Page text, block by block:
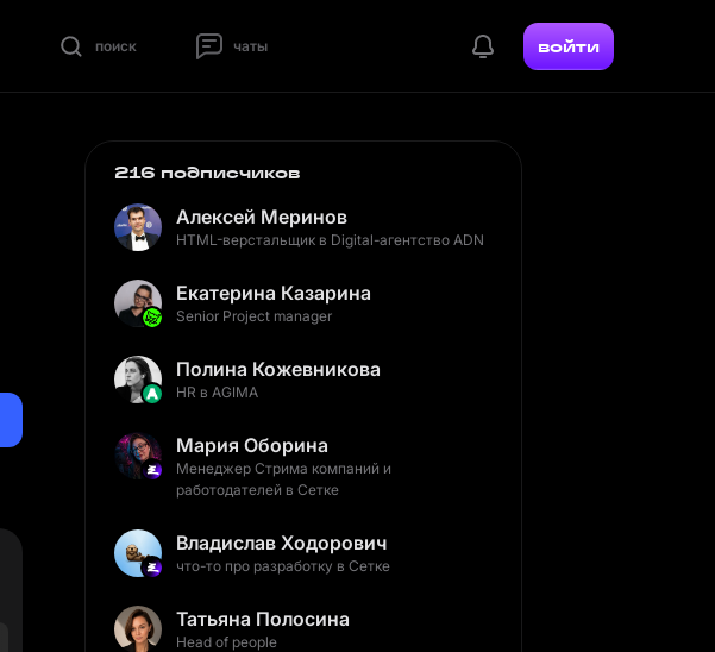
поиск чаты войти
216 подписчиков
Алексей Меринов
HTML-верстальщик в Digital-агентство ADN
Екатерина Казарина
Senior Project manager
Полина Кожевникова
HR в AGIMA
Мария Оборина
Менеджер Стрима компаний и
работодателей в Сетке
Владислав Ходорович
что-то про разработку в Сетке
Татьяна Полосина
Head of people